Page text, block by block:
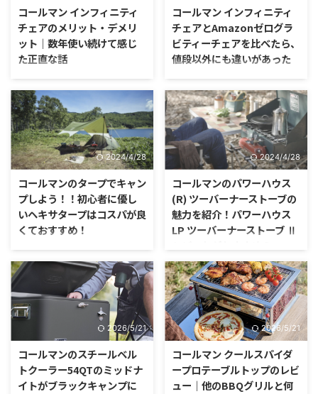
切り開きました。 今でもコール
マン公式オンラインショップのお
気に入りランキングにランクイン
している、大ヒット商品になって
います。
コールマン インフィニティ
チェアのメリット・デメリ
ット｜数年使い続けて感じ
た正直な話
コールマンのインフィニティチェ
アを購入してから、早数年が経ち
ました。 はじめは部屋のパソコ
ンチェアとしてしばらく使い、そ
の後キャンプデビューもしまし
た。
コールマン インフィニティ
チェアとAmazonゼログラ
ビティーチェアを比べたら、
値段以外にも違いがあった
コールマンのインフィニティチェ
アを欲しいと考えている人はキャ
ンパーさんだけではなく、おうち
で使う事も考えている人もいると
思います。 インフィニティチェ
アと言えば、リラックスする為に
存在する唯一のアウトドアチェ
2024/4/28
コールマンのタープでキャン
プしよう！！初心者に優し
いヘキサタープはコスパが良
くておすすめ！
キャンプと言ったらコールマンっ
て、直ぐに頭に浮かびませんか？
そう、僕たち世代はコールマンが
大好きなんです。
2024/4/28
コールマンのパワーハウス
(R) ツーバーナーストーブの
魅力を紹介！パワーハウス
LP ツーバーナーストーブ Ⅱ
ファミキャンとなると、調理器具
としてツーバーナーが欲しくなり
ますよね。 僕たちの世代は、ツ
ーバーナーと言えばコールマンの
ガソリンを使ったバーナーに憧れ
たものです。
2026/5/21
コールマンのスチールベル
トクーラー54QTのミッドナ
イトがブラックキャンプに
2026/5/21
コールマン クールスパイダ
ープロテーブルトップのレビ
ュー｜他のBBQグリルと何